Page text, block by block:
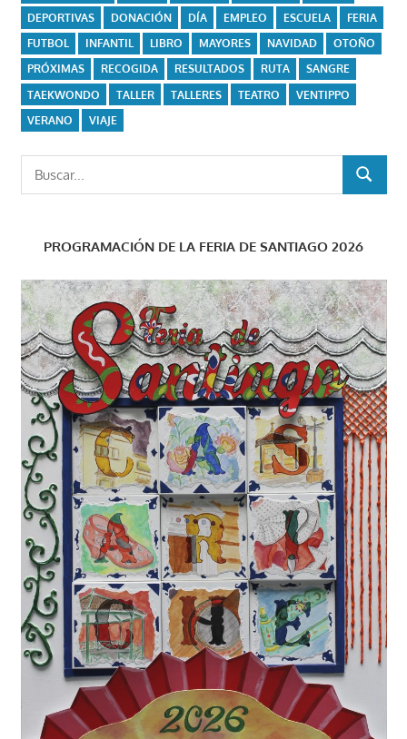
DEPORTIVAS
DONACIÓN DÍA EMPLEO ESCUELA
FERIA
FUTBOL
INFANTIL LIBRO MAYORES NAVIDAD
OTOÑO
PRÓXIMAS
RECOGIDA RESULTADOS RUTA
SANGRE
TAEKWONDO
TALLER TALLERES TEATRO
VENTIPPO
VERANO
VIAJE
BUSCAR
PROGRAMACIÓN DE LA FERIA DE SANTIAGO 2026